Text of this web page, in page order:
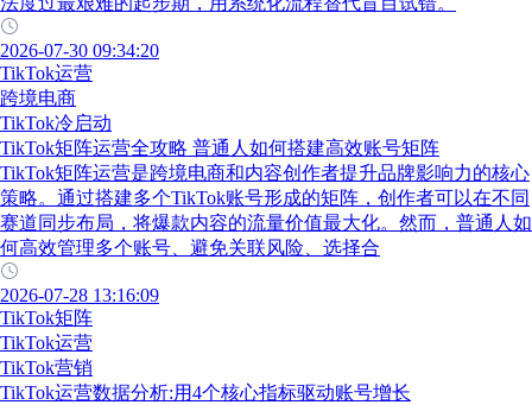
2026-07-30 09:34:20
TikTok运营
跨境电商
TikTok冷启动
TikTok矩阵运营全攻略 普通人如何搭建高效账号矩阵
TikTok矩阵运营是跨境电商和内容创作者提升品牌影响力的核心
策略。通过搭建多个TikTok账号形成的矩阵，创作者可以在不同
赛道同步布局，将爆款内容的流量价值最大化。然而，普通人如
何高效管理多个账号、避免关联风险、选择合
2026-07-28 13:16:09
TikTok矩阵
TikTok运营
TikTok营销
TikTok运营数据分析:用4个核心指标驱动账号增长